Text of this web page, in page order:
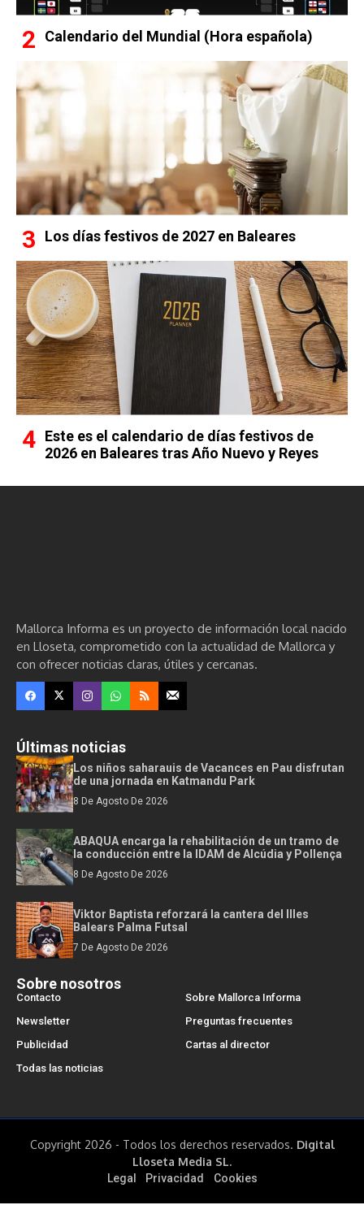
Calendario del Mundial (Hora española)
Los días festivos de 2027 en Baleares
Este es el calendario de días festivos de
2026 en Baleares tras Año Nuevo y Reyes
Mallorca Informa es un proyecto de información local nacido
en Lloseta, comprometido con la actualidad de Mallorca y
con ofrecer noticias claras, útiles y cercanas.
Últimas noticias
Los niños saharauis de Vacances en Pau disfrutan
de una jornada en Katmandu Park
8 De Agosto De 2026
ABAQUA encarga la rehabilitación de un tramo de
la conducción entre la IDAM de Alcúdia y Pollença
8 De Agosto De 2026
Viktor Baptista reforzará la cantera del Illes
Balears Palma Futsal
7 De Agosto De 2026
Sobre nosotros
Contacto
Sobre Mallorca Informa
Newsletter
Preguntas frecuentes
Publicidad
Cartas al director
Todas las noticias
Copyright 2026 - Todos los derechos reservados. Digital
Lloseta Media SL.
Legal Privacidad Cookies